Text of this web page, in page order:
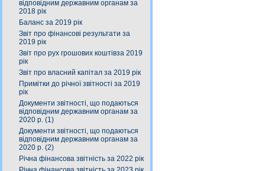
відповідним державним органам за
2018 рік
Баланс за 2019 рік
Звіт про фінансові результати за
2019 рік
Звіт про рух грошових коштівза 2019
рік
Звіт про власний капітал за 2019 рік
Примітки до річної звітності за 2019
рік
Документи звітності, що подаються
відповідним державним органам за
2020 р. (1)
Документи звітності, що подаються
відповідним державним органам за
2020 р. (2)
Річна фінансова звітність за 2022 рік